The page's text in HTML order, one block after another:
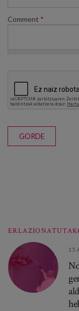
Comment *
GORDE
15